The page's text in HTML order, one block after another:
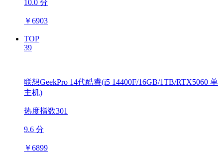
10.0 分
￥6903
TOP
39
联想GeekPro 14代酷睿(i5 14400F/16GB/1TB/RTX5060 单
主机)
热度指数301
9.6 分
￥6899